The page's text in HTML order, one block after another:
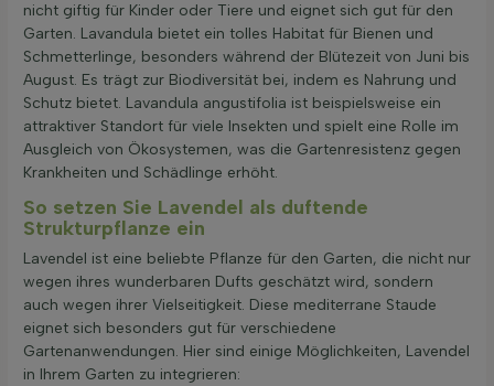
nicht giftig für Kinder oder Tiere und eignet sich gut für den
Garten. Lavandula bietet ein tolles Habitat für Bienen und
Schmetterlinge, besonders während der Blütezeit von Juni bis
August. Es trägt zur Biodiversität bei, indem es Nahrung und
Schutz bietet. Lavandula angustifolia ist beispielsweise ein
attraktiver Standort für viele Insekten und spielt eine Rolle im
Ausgleich von Ökosystemen, was die Gartenresistenz gegen
Krankheiten und Schädlinge erhöht.
So setzen Sie Lavendel als duftende
Strukturpflanze ein
Lavendel ist eine beliebte Pflanze für den Garten, die nicht nur
wegen ihres wunderbaren Dufts geschätzt wird, sondern
auch wegen ihrer Vielseitigkeit. Diese mediterrane Staude
eignet sich besonders gut für verschiedene
Gartenanwendungen. Hier sind einige Möglichkeiten, Lavendel
in Ihrem Garten zu integrieren: